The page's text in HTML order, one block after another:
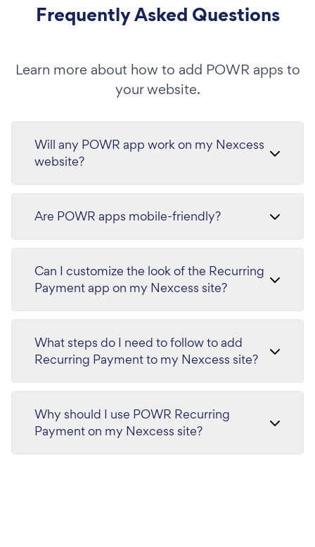
Frequently Asked Questions
Learn more about how to add POWR apps to
your website.
Will any POWR app work on my Nexcess
website?
Are POWR apps mobile-friendly?
Can I customize the look of the Recurring
Payment app on my Nexcess site?
What steps do I need to follow to add
Recurring Payment to my Nexcess site?
Why should I use POWR Recurring
Payment on my Nexcess site?